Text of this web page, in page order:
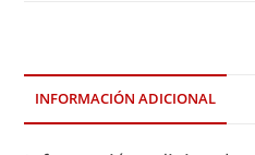
INFORMACIÓN ADICIONAL